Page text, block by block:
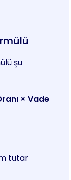
şu
× Vade
tutar